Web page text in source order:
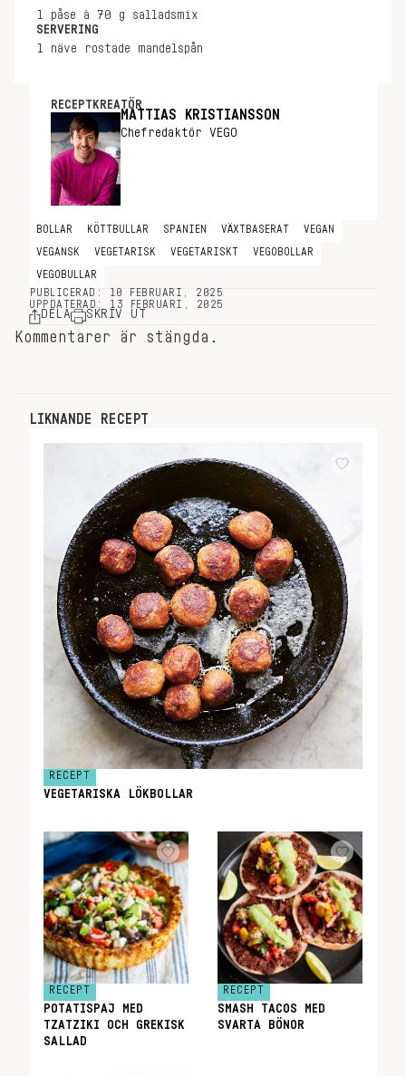
1 påse à 70 g
salladsmix
SERVERING
1 näve rostade mandelspån
RECEPTKREATÖR
MATTIAS KRISTIANSSON
Chefredaktör VEGO
BOLLAR KÖTTBULLAR SPANIEN VÄXTBASERAT VEGAN
VEGANSK VEGETARISK VEGETARISKT VEGOBOLLAR
VEGOBULLAR
PUBLICERAD: 10 FEBRUARI, 2025
UPPDATERAD: 13 FEBRUARI, 2025
DELA SKRIV UT
Kommentarer är stängda.
LIKNANDE RECEPT
RECEPT
VEGETARISKA LÖKBOLLAR
RECEPT
POTATISPAJ MED
TZATZIKI OCH GREKISK
SALLAD
RECEPT
SMASH TACOS MED
SVARTA BÖNOR